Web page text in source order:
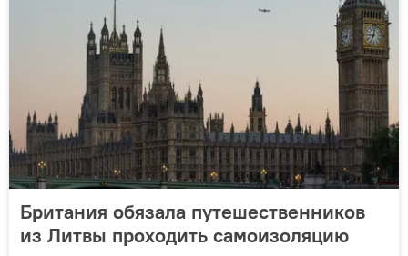
Британия обязала путешественников
из Литвы проходить самоизоляцию